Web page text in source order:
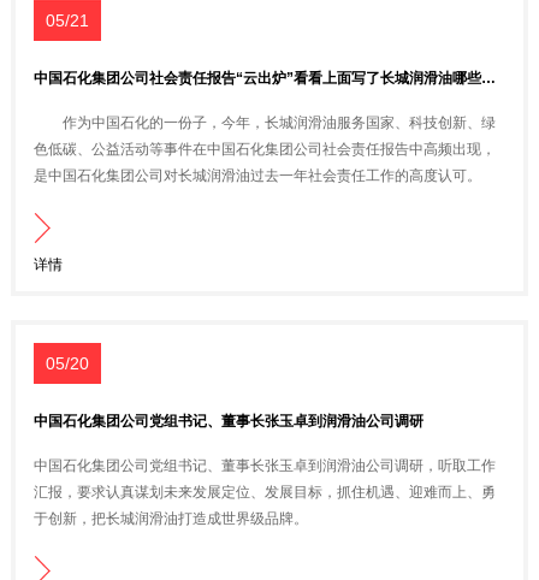
05/21
中国石化集团公司社会责任报告“云出炉”看看上面写了长城润滑油哪些事？
作为中国石化的一份子，今年，长城润滑油服务国家、科技创新、绿
色低碳、公益活动等事件在中国石化集团公司社会责任报告中高频出现，
是中国石化集团公司对长城润滑油过去一年社会责任工作的高度认可。
详情
05/20
中国石化集团公司党组书记、董事长张玉卓到润滑油公司调研
中国石化集团公司党组书记、董事长张玉卓到润滑油公司调研，听取工作
汇报，要求认真谋划未来发展定位、发展目标，抓住机遇、迎难而上、勇
于创新，把长城润滑油打造成世界级品牌。